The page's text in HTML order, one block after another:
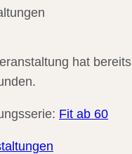
hat bereits
Fit ab 60